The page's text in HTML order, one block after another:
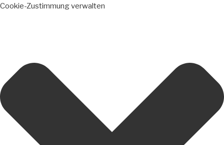
Cookie-Zustimmung verwalten